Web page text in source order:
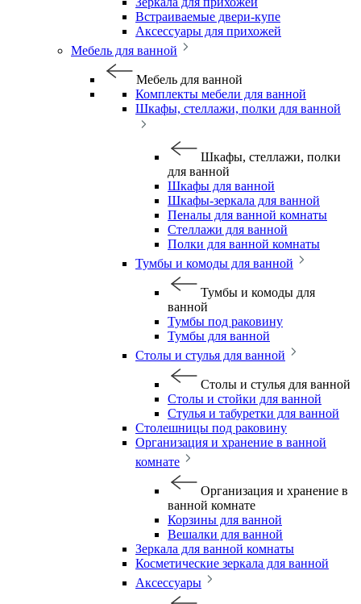
Встраиваемые двери-купе
Аксессуары для прихожей
Мебель для ванной
Мебель для ванной
Комплекты мебели для ванной
Шкафы, стеллажи, полки для ванной
Шкафы, стеллажи, полки
для ванной
Шкафы для ванной
Шкафы-зеркала для ванной
Пеналы для ванной комнаты
Стеллажи для ванной
Полки для ванной комнаты
Тумбы и комоды для ванной
Тумбы и комоды для
ванной
Тумбы под раковину
Тумбы для ванной
Столы и стулья для ванной
Столы и стулья для ванной
Столы и стойки для ванной
Стулья и табуретки для ванной
Столешницы под раковину
Организация и хранение в ванной
комнате
Организация и хранение в
ванной комнате
Корзины для ванной
Вешалки для ванной
Зеркала для ванной комнаты
Косметические зеркала для ванной
Аксессуары